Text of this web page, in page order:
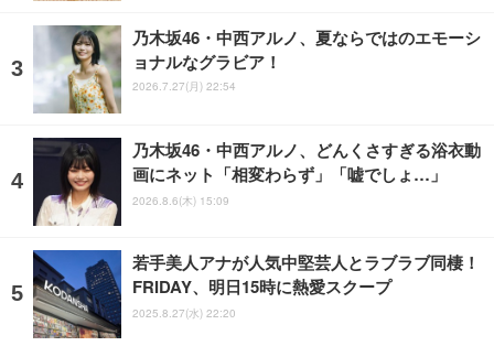
乃木坂46・中西アルノ、夏ならではのエモーシ
ョナルなグラビア！
2026.7.27(月) 22:54
乃木坂46・中西アルノ、どんくさすぎる浴衣動
画にネット「相変わらず」「嘘でしょ…」
2026.8.6(木) 15:09
若手美人アナが人気中堅芸人とラブラブ同棲！
FRIDAY、明日15時に熱愛スクープ
2025.8.27(水) 22:20